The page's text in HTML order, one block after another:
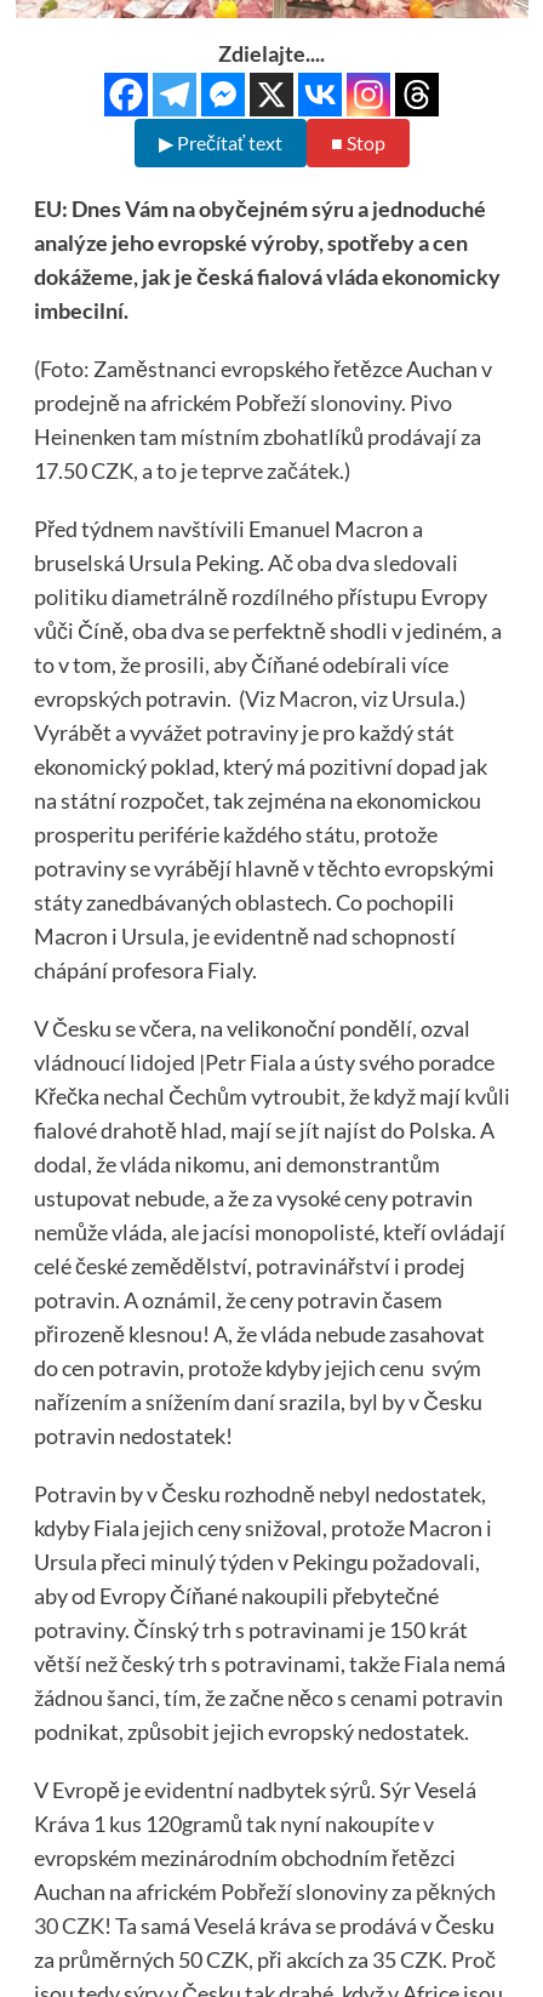
Zdielajte....
▶ Prečítať text ■ Stop
EU: Dnes Vám na obyčejném sýru a jednoduché
analýze jeho evropské výroby, spotřeby a cen
dokážeme, jak je česká fialová vláda ekonomicky
imbecilní.
(Foto: Zaměstnanci evropského řetězce Auchan v
prodejně na africkém Pobřeží slonoviny. Pivo
Heinenken tam místním zbohatlíků prodávají za
17.50 CZK, a to je teprve začátek.)
Před týdnem navštívili Emanuel Macron a
bruselská Ursula Peking. Ač oba dva sledovali
politiku diametrálně rozdílného přístupu Evropy
vůči Číně, oba dva se perfektně shodli v jediném, a
to v tom, že prosili, aby Číňané odebírali více
evropských potravin. (Viz Macron,viz Ursula.)
Vyrábět a vyvážet potraviny je pro každý stát
ekonomický poklad, který má pozitivní dopad jak
na státní rozpočet, tak zejména na ekonomickou
prosperitu periférie každého státu, protože
potraviny se vyrábějí hlavně v těchto evropskými
státy zanedbávaných oblastech. Co pochopili
Macron i Ursula, je evidentně nad schopností
chápání profesora Fialy.
V Česku se včera, na velikonoční pondělí, ozval
vládnoucí lidojed |Petr Fiala a ústy svého poradce
Křečka nechal Čechům vytroubit, že když mají kvůli
fialové drahotě hlad, mají se jít najíst do Polska. A
dodal, že vláda nikomu, ani demonstrantům
ustupovat nebude, a že za vysoké ceny potravin
nemůže vláda, ale jacísi monopolisté, kteří ovládají
celé české zemědělství, potravinářství i prodej
potravin. A oznámil, že ceny potravin časem
přirozeně klesnou! A, že vláda nebude zasahovat
do cen potravin, protože kdyby jejich cenu svým
nařízením a snížením daní srazila, byl by v Česku
potravin nedostatek!
Potravin by v Česku rozhodně nebyl nedostatek,
kdyby Fiala jejich ceny snižoval, protože Macron i
Ursula přeci minulý týden v Pekingu požadovali,
aby od Evropy Číňané nakoupili přebytečné
potraviny. Čínský trh s potravinami je 150 krát
větší než český trh s potravinami, takže Fiala nemá
žádnou šanci, tím, že začne něco s cenami potravin
podnikat, způsobit jejich evropský nedostatek.
V Evropě je evidentní nadbytek sýrů. Sýr Veselá
Kráva 1 kus 120gramů tak nyní nakoupíte v
evropském mezinárodním obchodním řetězci
Auchan na africkém Pobřeží slonoviny za pěkných
30 CZK! Ta samá Veselá kráva se prodává v Česku
za průměrných 50 CZK, při akcích za 35 CZK. Proč